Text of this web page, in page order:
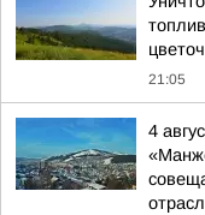
21:05
4